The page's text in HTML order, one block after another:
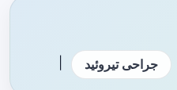
جراحی تیروئید